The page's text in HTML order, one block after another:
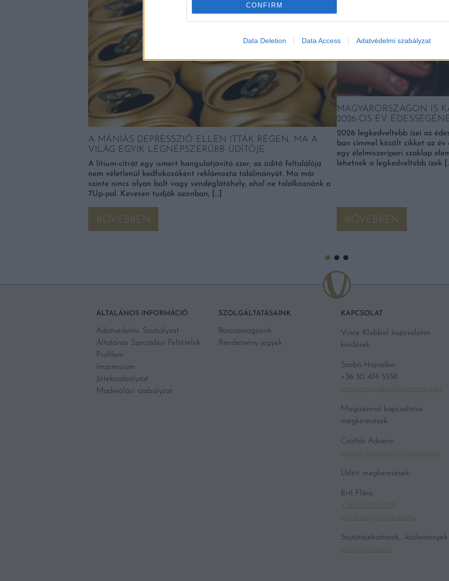
CONFIRM
Data Deletion Data Access Adatvédelmi szabályzat
A MÁNIÁS DEPRESSZIÓ ELLEN ITTÁK RÉGEN, MA A
VILÁG EGYIK LEGNÉPSZERŰBB ÜDÍTŐJE
A lítium-citrát egy ismert hangulatjavító szer, az üdítő feltalálója
nem véletlenül kedfokozóként reklámozta találmányát. Ma már
szinte nincs olyan bolt vagy vendéglátóhely, ahol ne találkoznánk a
7Up-pal. Kevesen tudják azonban, […]
BŐVEBBEN
MAGYARORSZÁGON IS
2026-OS ÉV
2026 legkedveltebb ízei az
ban címmel közölt cikket az
egy élelmiszeripari szaklap
lehetnek a legkedveltebb ízek
BŐVEBBEN
ÁLTALÁNOS INFORMÁCIÓ
Adatvédelmi Szabályzat
Általános Szerződési Feltételek
Profilom
Impresszum
Játékszabályzat
Moderálási szabályzat
SZOLGÁLTATÁSAINK
Borcsomagjaink
Rendezvény jegyek
KAPCSOLAT
Vince Klubbal kapcsolatos
kérdések:
Szabó Hajnalka
+36 30 474 5558
szabo.hajnalka@kodmedia.hu
Magazinnal kapcsolatos
megkeresések:
Csatlós Adrienn
csatlos.Adrienn@hgmedia.hu
Üzleti megkeresések:
Ertl Flóra
+36 70 601 1929
ertl.flora@hgmedia.hu
Sajtótájékoztatók, -közlemények
vince@vince.hu